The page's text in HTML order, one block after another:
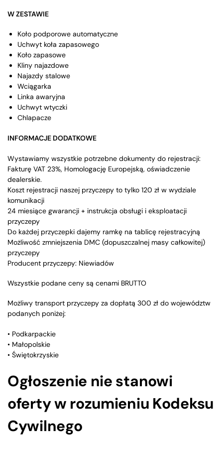
W ZESTAWIE
Koło podporowe automatyczne
Uchwyt koła zapasowego
Koło zapasowe
Kliny najazdowe
Najazdy stalowe
Wciągarka
Linka awaryjna
Uchwyt wtyczki
Chlapacze
INFORMACJE DODATKOWE
Wystawiamy wszystkie potrzebne dokumenty do rejestracji:
Fakturę VAT 23%, Homologację Europejską, oświadczenie
dealerskie.
Koszt rejestracji naszej przyczepy to tylko 120 zł w wydziale
komunikacji
24 miesiące gwarancji + instrukcja obsługi i eksploatacji
przyczepy
Do każdej przyczepki dajemy ramkę na tablicę rejestracyjną
Możliwość zmniejszenia DMC (dopuszczalnej masy całkowitej)
przyczepy
Producent przyczepy: Niewiadów
Wszystkie podane ceny są cenami BRUTTO
Możliwy transport przyczepy za dopłatą 300 zł do województw
podanych poniżej:
• Podkarpackie
• Małopolskie
• Świętokrzyskie
Ogłoszenie nie stanowi
oferty w rozumieniu Kodeksu
Cywilnego